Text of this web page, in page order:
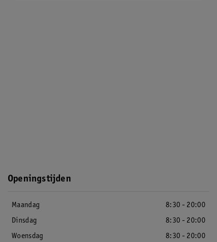
Openingstijden
Maandag
8:30 - 20:00
Dinsdag
8:30 - 20:00
Woensdag
8:30 - 20:00